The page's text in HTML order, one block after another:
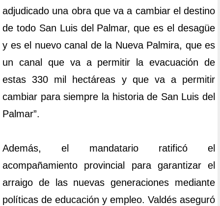
adjudicado una obra que va a cambiar el destino
de todo San Luis del Palmar, que es el desagüe
y es el nuevo canal de la Nueva Palmira, que es
un canal que va a permitir la evacuación de
estas 330 mil hectáreas y que va a permitir
cambiar para siempre la historia de San Luis del
Palmar”.
Además, el mandatario ratificó el
acompañamiento provincial para garantizar el
arraigo de las nuevas generaciones mediante
políticas de educación y empleo. Valdés aseguró